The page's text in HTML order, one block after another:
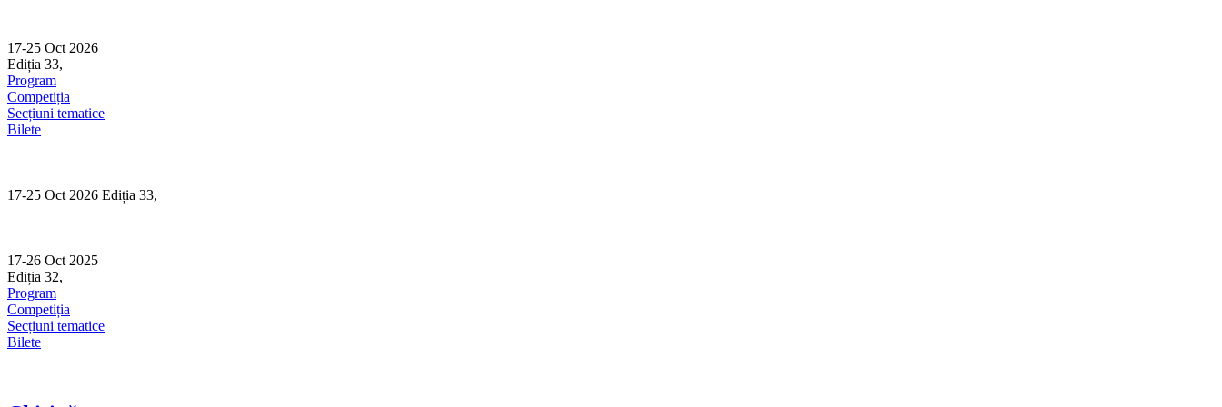
content
17-25 Oct 2026
Ediția 33,
Program
Competiția
Secțiuni tematice
Bilete
17-25 Oct 2026 Ediția 33,
17-26 Oct 2025
Ediția 32,
Program
Competiția
Secțiuni tematice
Bilete